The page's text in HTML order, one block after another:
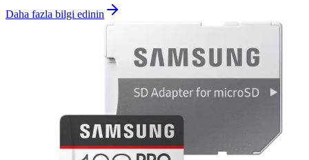
Daha fazla bilgi edinin